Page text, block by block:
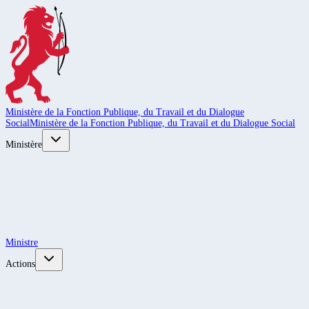
Ministère de la Fonction Publique, du Travail et du Dialogue
SocialMinistère de la Fonction Publique, du Travail et du Dialogue Social
Ministère
Ministre
Actions